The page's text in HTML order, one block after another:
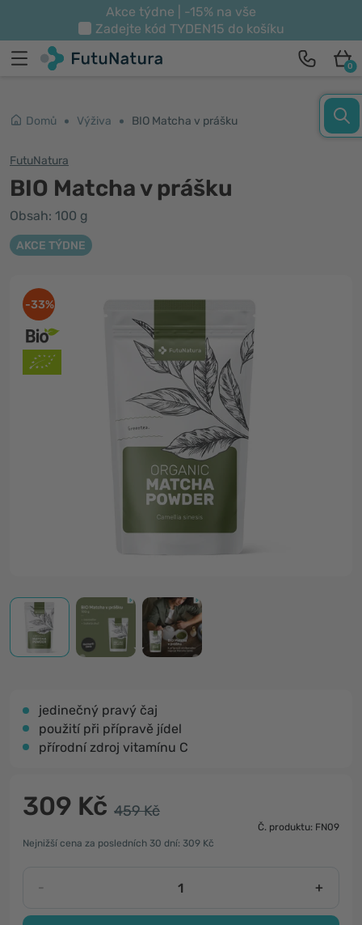
Akce týdne | -15% na vše
Zadejte kód TYDEN15 do košíku
0
Domů Výživa BIO Matcha v prášku
FutuNatura
BIO Matcha v prášku
Obsah: 100 g
AKCE TÝDNE
-33%
jedinečný pravý čaj
použití při přípravě jídel
přírodní zdroj vitamínu C
309 Kč 459 Kč
Č. produktu: FN09
Nejnižší cena za posledních 30 dní: 309 Kč
- +